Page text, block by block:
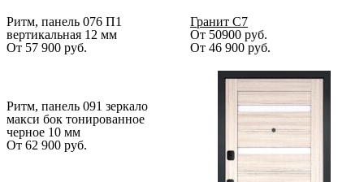
Ритм, панель 076 П1
вертикальная 12 мм
От 57 900 руб.
Гранит С7
От 50900 руб.
От 46 900 руб.
Ритм, панель 091 зеркало
макси бок тонированное
черное 10 мм
От 62 900 руб.